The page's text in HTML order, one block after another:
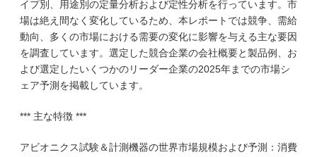
イプ別、用途別の定量分析および定性分析を行っています。市
場は絶え間なく変化しているため、本レポートでは競争、需給
動向、多くの市場における需要の変化に影響を与える主な要因
を調査しています。選定した競合企業の会社概要と製品例、お
よび選定したいくつかのリーダー企業の2025年までの市場シ
ェア予測を掲載しています。
*** 主な特徴 ***
アビオニクス試験＆計測機器の世界市場規模および予測：消費